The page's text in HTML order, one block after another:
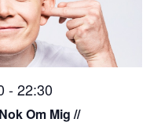
Om Mig //
-22:30